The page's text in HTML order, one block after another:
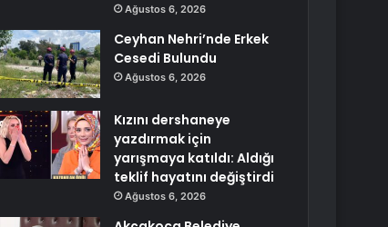
Ağustos 6, 2026
Ceyhan Nehri’nde Erkek
Cesedi Bulundu
Ağustos 6, 2026
Kızını dershaneye
yazdırmak için
yarışmaya katıldı: Aldığı
teklif hayatını değiştirdi
Ağustos 6, 2026